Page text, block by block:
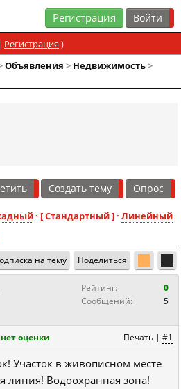
Регистрация
Регистрация )
Объявления > Недвижимость>
Создать тему Опрос
· [ Стандартный ] · Линейный
на тему Поделиться
Рейтинг:
0
Сообщений:
5
Печать | #1
нет оценки
Участок в живописном месте
линия! Водоохранная зона!